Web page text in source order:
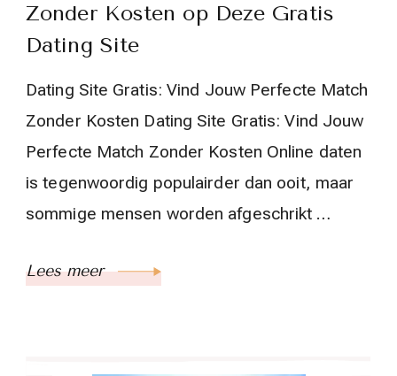
Zonder Kosten op Deze Gratis
Dating Site
Dating Site Gratis: Vind Jouw Perfecte Match
Zonder Kosten Dating Site Gratis: Vind Jouw
Perfecte Match Zonder Kosten Online daten
is tegenwoordig populairder dan ooit, maar
sommige mensen worden afgeschrikt …
Lees meer